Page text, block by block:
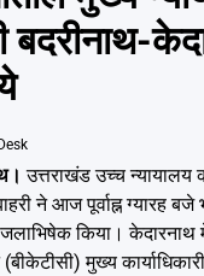
बदरीनाथ-
उत्तराखंड उच्च न्यायालय
ने आज पूर्वाह्न ग्यारह
किया। केदारनाथ
मुख्य